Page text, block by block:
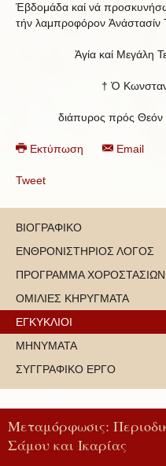
Ἑβδομάδα καί νά
τήν λαμπροφόρον Ἀνάστασίν
Ἁγία καί Μεγάλη
† Ὁ
διάπυρος πρός
Εκτύπωση Email
Tweet
ΒΙΟΓΡΑΦΙΚΟ
ΕΝΘΡΟΝΙΣΤΗΡΙΟΣ ΛΟΓΟΣ
ΠΡΟΓΡΑΜΜΑ ΧΟΡΟΣΤΑΣΙΩΝ
ΟΜΙΛΙΕΣ ΚΗΡΥΓΜΑΤΑ
ΕΓΚΥΚΛΙΟΙ
ΜΗΝΥΜΑΤΑ
ΣΥΓΓΡΑΦΙΚΟ ΕΡΓΟ
Μεταμόρφωσις:
Σάμου και Ικαρίας